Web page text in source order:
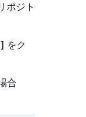
ポジト
をク
合